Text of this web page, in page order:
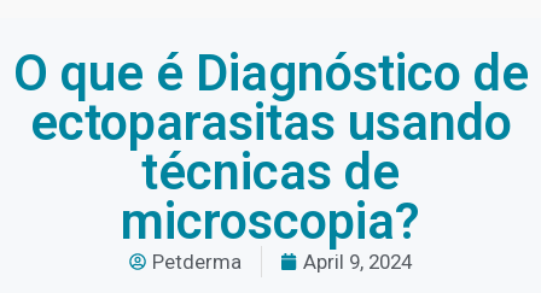
O que é Diagnóstico de
ectoparasitas usando
técnicas de
microscopia?
Petderma April 9, 2024